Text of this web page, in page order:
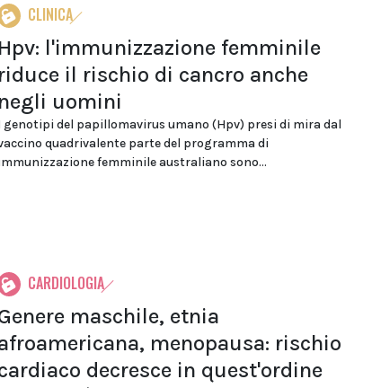
CLINICA
Hpv: l'immunizzazione femminile
riduce il rischio di cancro anche
negli uomini
genotipi del papillomavirus umano (Hpv) presi di mira dal
quadrivalente parte del programma di
femminile australiano sono...
CARDIOLOGIA
maschile, etnia
menopausa: rischio
decresce in quest'ordine